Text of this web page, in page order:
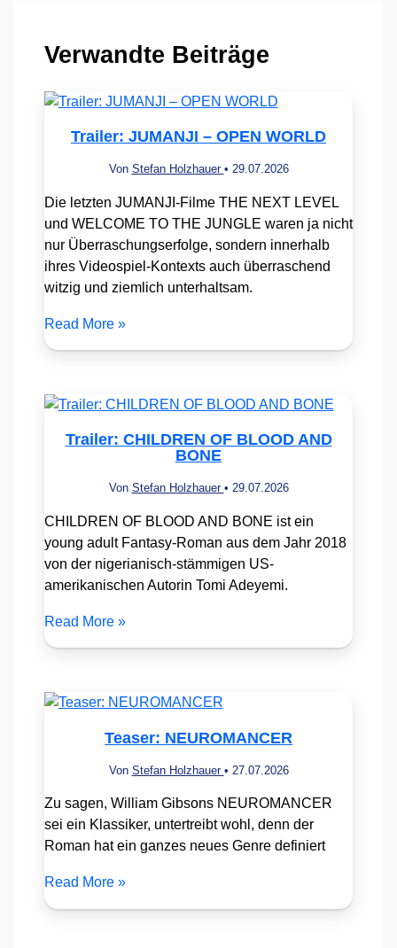
Verwandte Beiträge
Trailer: JUMANJI – OPEN WORLD
Von Stefan Holzhauer • 29.07.2026
Die letzten JUMANJI-Filme THE NEXT LEVEL
und WELCOME TO THE JUNGLE waren ja nicht
nur Überraschungserfolge, sondern innerhalb
ihres Videospiel-Kontexts auch überraschend
witzig und ziemlich unterhaltsam.
Read More »
Trailer: CHILDREN OF BLOOD AND
BONE
Von Stefan Holzhauer • 29.07.2026
CHILDREN OF BLOOD AND BONE ist ein
young adult Fantasy-Roman aus dem Jahr 2018
von der nigerianisch-stämmigen US-
amerikanischen Autorin Tomi Adeyemi.
Read More »
Teaser: NEUROMANCER
Von Stefan Holzhauer • 27.07.2026
Zu sagen, William Gibsons NEUROMANCER
sei ein Klassiker, untertreibt wohl, denn der
Roman hat ein ganzes neues Genre definiert
Read More »